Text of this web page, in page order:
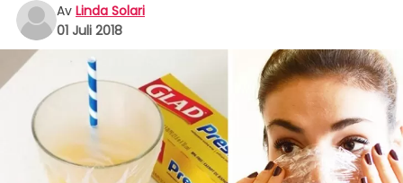
Av Linda Solari
01 Juli 2018